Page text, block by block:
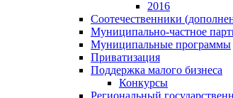
2016
Соотечественники
Муниципально-частное
Муниципальные программы
Приватизация
Поддержка малого бизнеса
Конкурсы
Региональный